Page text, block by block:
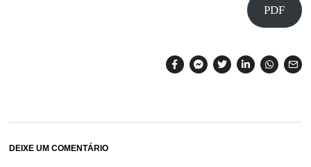
PDF
DEIXE UM COMENTÁRIO